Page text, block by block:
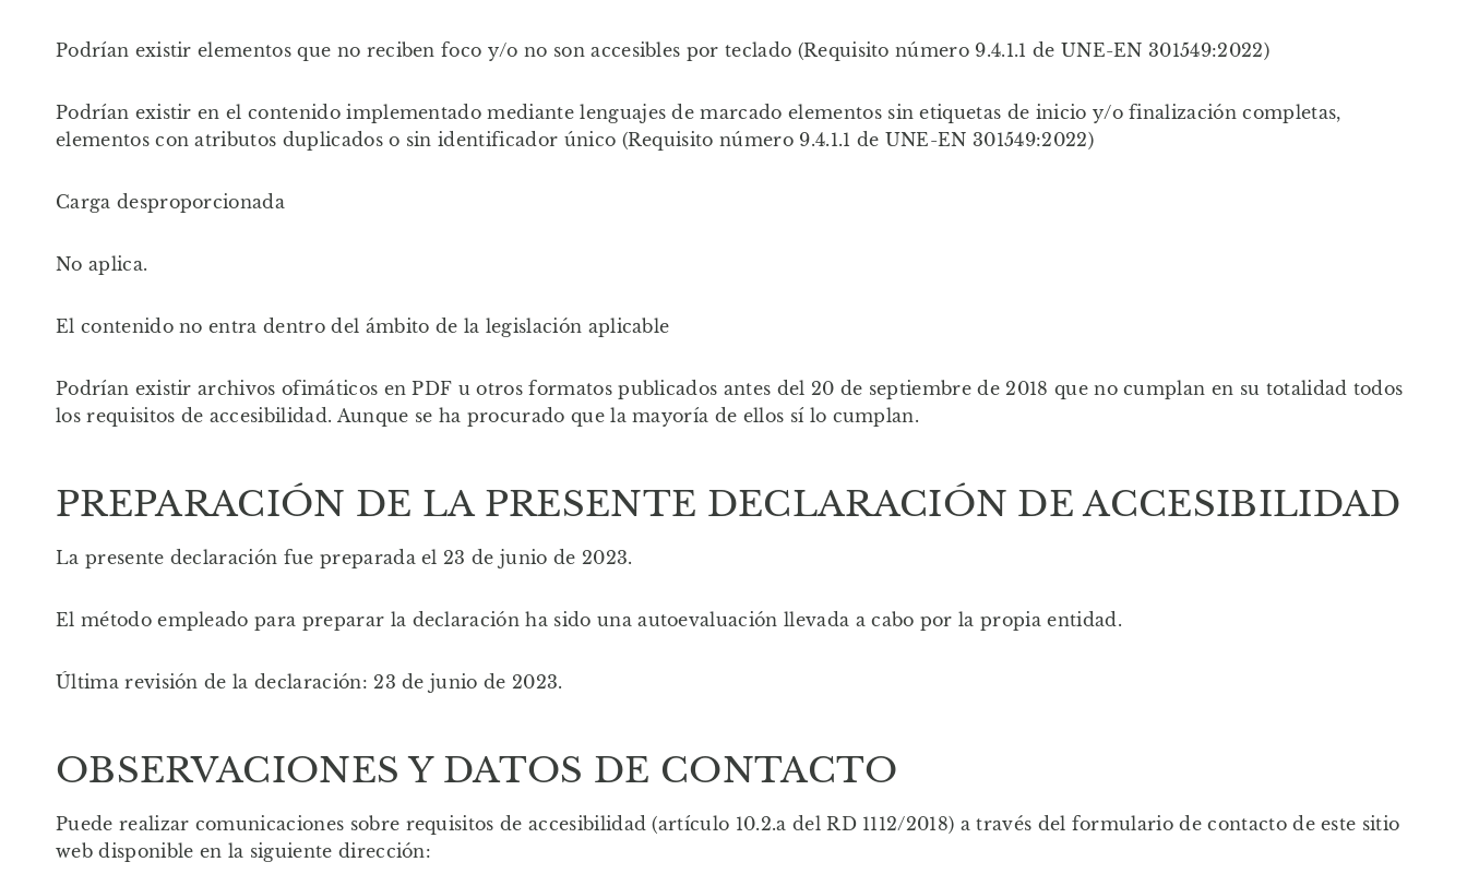
Podrían existir elementos que no reciben foco y/o no son accesibles por teclado (Requisito número 9.4.1.1 de UNE-EN 301549:2022)
Podrían existir en el contenido implementado mediante lenguajes de marcado elementos sin etiquetas de inicio y/o finalización completas,
elementos con atributos duplicados o sin identificador único (Requisito número 9.4.1.1 de UNE-EN 301549:2022)
Carga desproporcionada
No aplica.
El contenido no entra dentro del ámbito de la legislación aplicable
Podrían existir archivos ofimáticos en PDF u otros formatos publicados antes del 20 de septiembre de 2018 que no cumplan en su totalidad todos
los requisitos de accesibilidad. Aunque se ha procurado que la mayoría de ellos sí lo cumplan.
PREPARACIÓN DE LA PRESENTE DECLARACIÓN DE ACCESIBILIDAD
La presente declaración fue preparada el 23 de junio de 2023.
El método empleado para preparar la declaración ha sido una autoevaluación llevada a cabo por la propia entidad.
Última revisión de la declaración: 23 de junio de 2023.
OBSERVACIONES Y DATOS DE CONTACTO
Puede realizar comunicaciones sobre requisitos de accesibilidad (artículo 10.2.a del RD 1112/2018) a través del formulario de contacto de este sitio
web disponible en la siguiente dirección: